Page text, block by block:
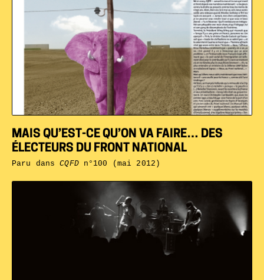
MAIS QU’EST-CE QU’ON VA FAIRE… DES
ÉLECTEURS DU FRONT NATIONAL
Paru dansCQFDn°100 (mai 2012)